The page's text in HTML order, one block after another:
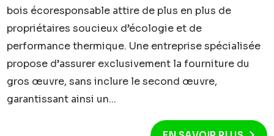
bois écoresponsable attire de plus en plus de
propriétaires soucieux d’écologie et de
performance thermique. Une entreprise spécialisée
propose d’assurer exclusivement la fourniture du
gros œuvre, sans inclure le second œuvre,
garantissant ainsi un...